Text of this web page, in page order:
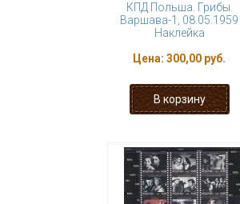
КПД Польша. Грибы.
Варшава-1, 08.05.1959
Наклейка
Цена: 300,00 руб.